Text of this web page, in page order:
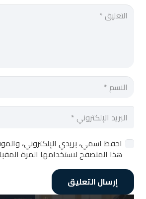
احفظ اسمي، بريدي الإلكتروني،
هذا المتصفح لاستخدامها المرة
إرسال التعليق